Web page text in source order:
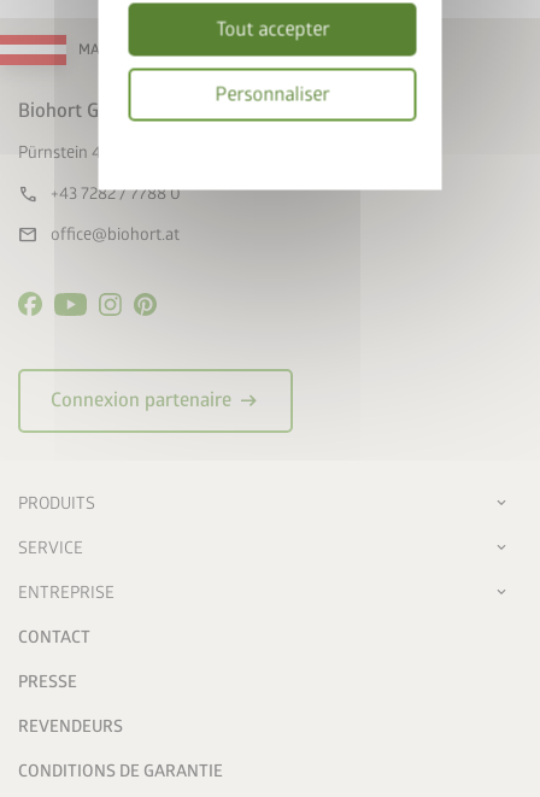
Tout accepter
Personnaliser
confidentialité
MADE IN AUSTRIA
Biohort GmbH
Pürnstein 43, A-4120 Neufelden
call +43 7282 / 7788 0
mail office@biohort.at
Connexion partenaire arrow_right_alt
PRODUITS
SERVICE
ENTREPRISE
CONTACT
PRESSE
REVENDEURS
CONDITIONS DE GARANTIE